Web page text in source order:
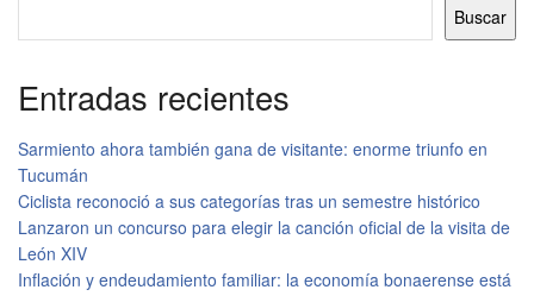
Buscar
Entradas recientes
Sarmiento ahora también gana de visitante: enorme triunfo en
Tucumán
Ciclista reconoció a sus categorías tras un semestre histórico
Lanzaron un concurso para elegir la canción oficial de la visita de
León XIV
Inflación y endeudamiento familiar: la economía bonaerense está